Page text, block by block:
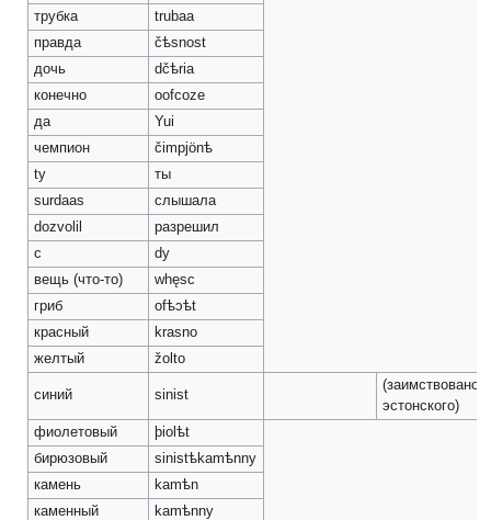
трубка
trubaa
правда
čѣsnost
дочь
dčѣria
конечно
oofcoze
да
Yui
чемпион
čimpjönѣ
ty
ты
surdaas
слышала
dozvolil
разрешил
с
dy
вещь (что-то)
whęsc
гриб
ofѣↄѣt
красный
krasno
желтый
žolto
синий sinist
(заимствовано
эстонского)
фиолетовый
þiolѣt
бирюзовый
sinistѣkamѣnny
камень
kamѣn
каменный
kamѣnny